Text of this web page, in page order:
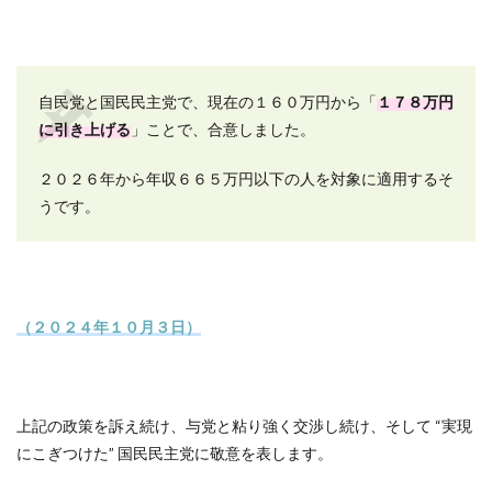
自民党と国民民主党で、現在の１６０万円から「１７８万円
に引き上げる 」ことで、合意しました。
２０２６年から年収６６５万円以下の人を対象に適用するそ
うです。
（２０２４年１０月３日）
上記の政策を訴え続け、与党と粘り強く交渉し続け、そして “実現
にこぎつけた” 国民民主党に敬意を表します。